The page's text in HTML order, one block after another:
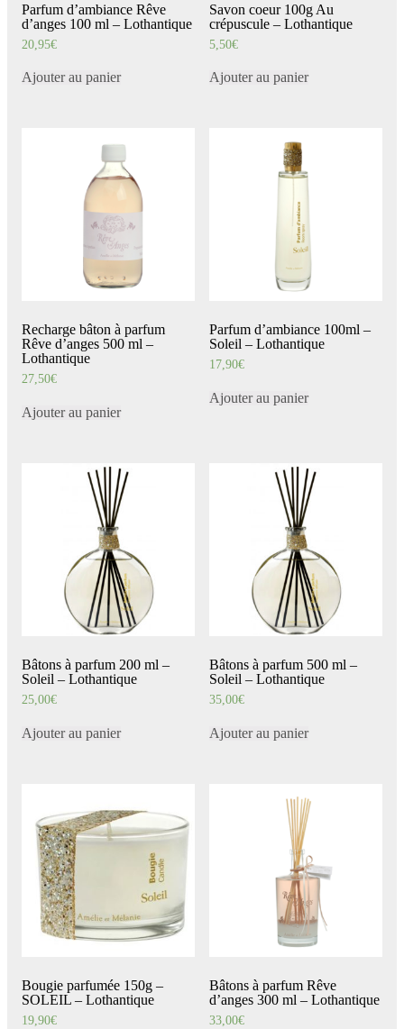
Parfum d’ambiance Rêve
d’anges 100 ml – Lothantique
20,95€
Ajouter au panier
Savon coeur 100g Au
crépuscule – Lothantique
5,50€
Ajouter au panier
Recharge bâton à parfum
Rêve d’anges 500 ml –
Lothantique
27,50€
Ajouter au panier
Parfum d’ambiance 100ml –
Soleil – Lothantique
17,90€
Ajouter au panier
Bâtons à parfum 200 ml –
Soleil – Lothantique
25,00€
Ajouter au panier
Bâtons à parfum 500 ml –
Soleil – Lothantique
35,00€
Ajouter au panier
Bougie parfumée 150g –
SOLEIL – Lothantique
19,90€
Bâtons à parfum Rêve
d’anges 300 ml – Lothantique
33,00€